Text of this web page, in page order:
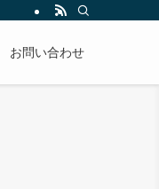
お問い合わせ